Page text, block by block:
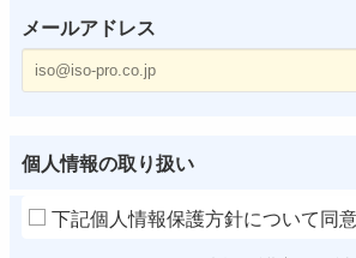
メールアドレス
個人情報の取り扱い
下記個人情報保護方針について同